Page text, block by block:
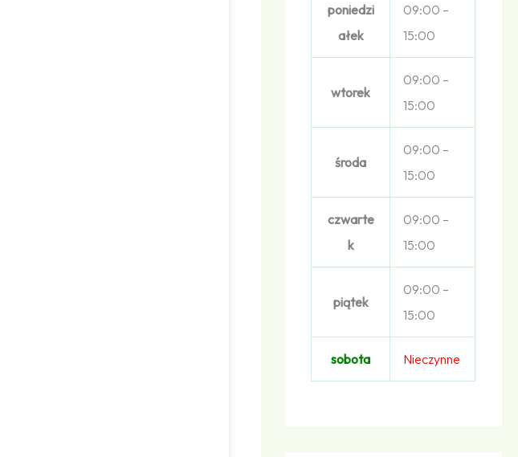
poniedzi
ałek
09:00 –
15:00
wtorek
09:00 –
15:00
środa
09:00 –
15:00
czwarte
k
09:00 –
15:00
piątek
09:00 –
15:00
sobota Nieczynne